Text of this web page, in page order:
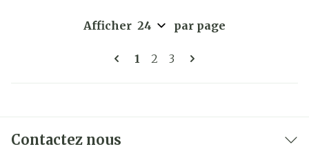
Pages
Vous lisez actuellement la
1 Page
2 Page
3
Afficher par page
Contactez nous